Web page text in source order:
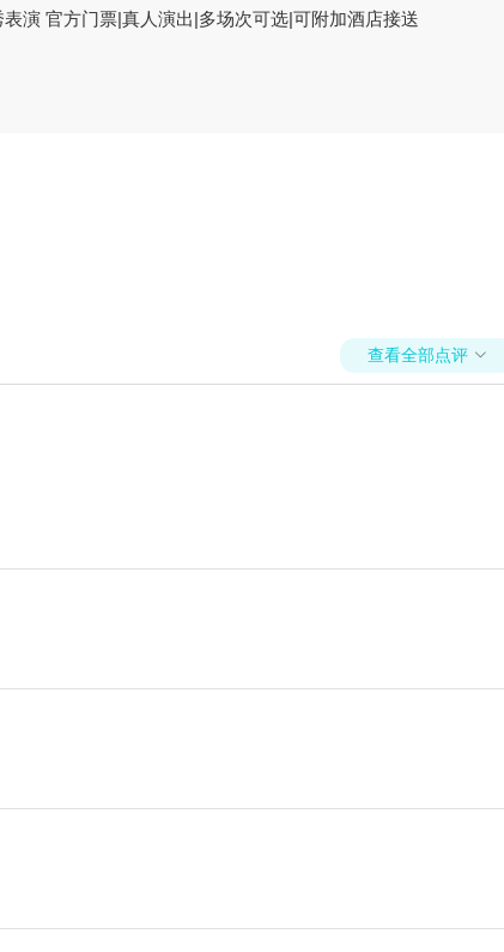
演 官方门票|真人演出|多场次可选|可附加酒店接送
查看全部点评 